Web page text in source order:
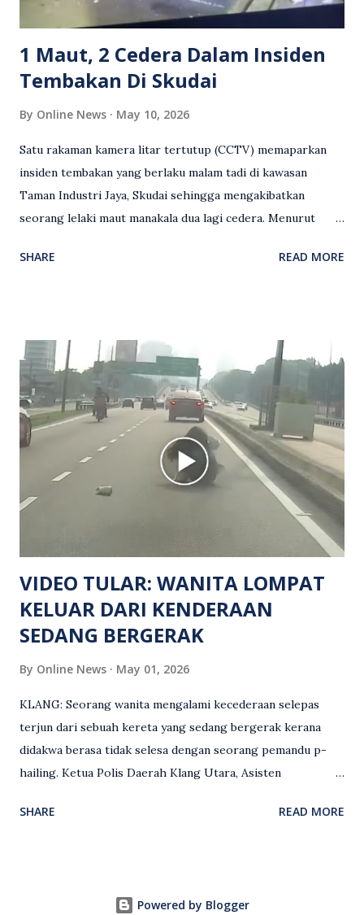
mengambil tindakan tegas, manakala ada yang bersimpati
terhadap wanita dipercayai menjadi mangs...
1 Maut, 2 Cedera Dalam Insiden
Tembakan Di Skudai
By Online News May 10, 2026
Satu rakaman kamera litar tertutup (CCTV) memaparkan
insiden tembakan yang berlaku malam tadi di kawasan
Taman Industri Jaya, Skudai sehingga mengakibatkan
seorang lelaki maut manakala dua lagi cedera. Menurut
kejadian berlaku sekitar jam 11 malam dan pihak polis
hiburan di kawasan berkenaan. Seorang mangsa disahkan
meninggal dunia di lokasi kejadian akibat terkena tembakan,
manakala seorang lagi mangsa mengalami kecederaan.
Turut dipercayai terdapat seorang lagi individu cedera
namun identitinya masih belum dikenal pasti selepas dibawa
keluar dari lokasi oleh kenalannya. Polis kini sedang giat
mengesan dua suspek yang masih bebas bagi membantu
siasatan lanjut. Kes disiasat mengikut Seksyen 302 Kanun
Keseksaan kerana membunuh. Orang ramai yang mempunyai
maklumat diminta t...
SHARE READ MORE
VIDEO TULAR: WANITA LOMPAT
KELUAR DARI KENDERAAN
SEDANG BERGERAK
By Online News May 01, 2026
KLANG: Seorang wanita mengalami kecederaan selepas
terjun dari sebuah kereta yang sedang bergerak kerana
didakwa berasa tidak selesa dengan seorang pemandu p-
hailing. Ketua Polis Daerah Klang Utara, Asisten
(2 Mei), berkata pemandu berusia 47 tahun itu telah
ketika pengadu sedang membawa dua penumpang. “Tiba-
SHARE READ MORE
Powered by Blogger